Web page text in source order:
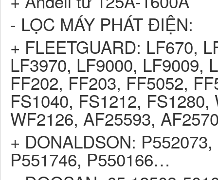
- LỌC MÁY PHÁT ĐIỆN:
+ FLEETGUARD: LF670,
LF3970, LF9000, LF9009,
FF202, FF203, FF5052,
FS1040, FS1212,
WF2126, AF25593,
+ DONALDSON:
P551746, P550166…